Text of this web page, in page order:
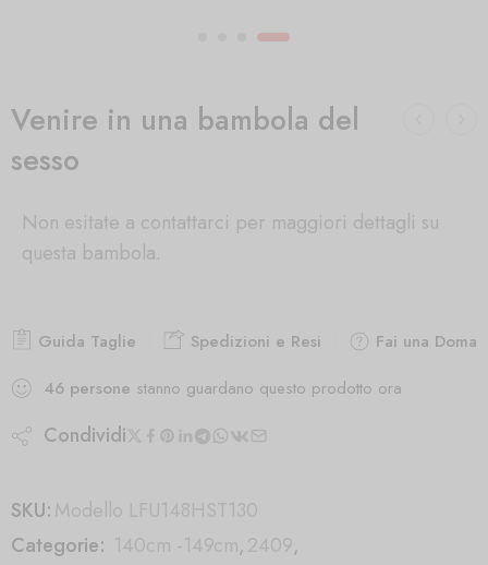
Venire in una bambola del
sesso
Non esitate a contattarci per maggiori dettagli su
questa bambola.
Guida Taglie Spedizioni e Resi
Fai una
46 persone stanno guardano questo prodotto ora
Condividi
SKU:Modello LFU148HST130
Categorie: 140cm -149cm,2409,